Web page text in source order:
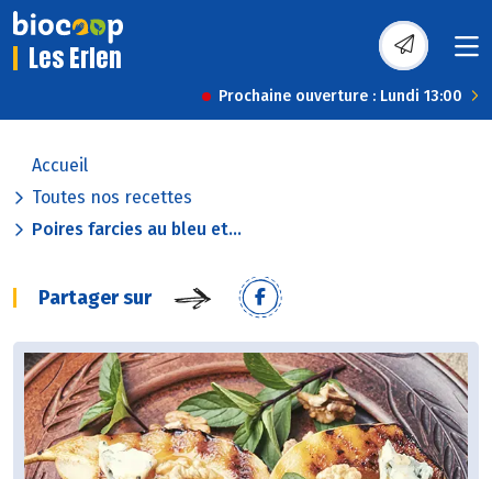
Les Erlen
Prochaine ouverture : Lundi 13:00
Accueil
Toutes nos recettes
Poires farcies au bleu et...
Partager sur